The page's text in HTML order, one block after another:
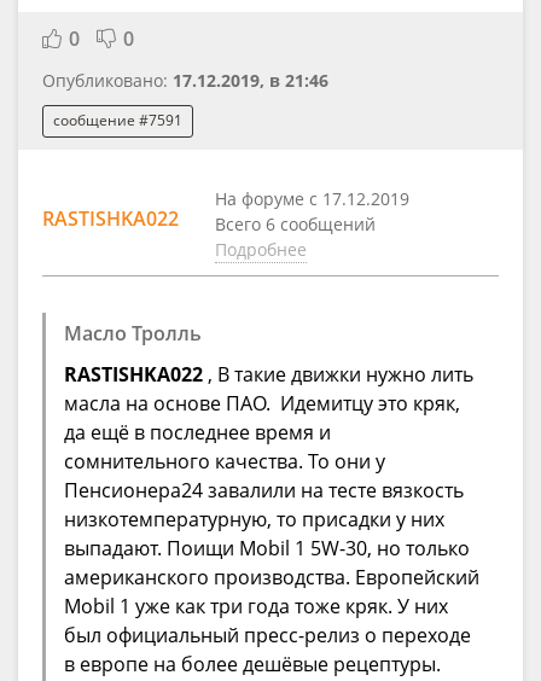
0 0
Опубликовано: 17.12.2019, в 21:46
сообщение #7591
RASTISHKA022
На форуме с 17.12.2019
Всего 6 сообщений
Подробнее
Масло Тролль
RASTISHKA022 , В такие движки нужно лить
масла на основе ПАО. Идемитцу это кряк,
да ещё в последнее время и
сомнительного качества. То они у
Пенсионера24 завалили на тесте вязкость
низкотемпературную, то присадки у них
выпадают. Поищи Mobil 1 5W-30, но только
американского производства. Европейский
Mobil 1 уже как три года тоже кряк. У них
был официальный пресс-релиз о переходе
в европе на более дешёвые рецептуры.